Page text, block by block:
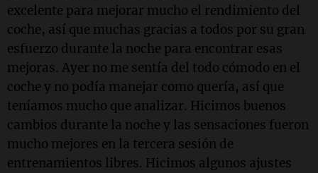
excelente para mejorar mucho el rendimiento del
coche, así que muchas gracias a todos por su gran
esfuerzo durante la noche para encontrar esas
mejoras. Ayer no me sentía del todo cómodo en el
coche y no podía manejar como quería, así que
teníamos mucho que analizar. Hicimos buenos
cambios durante la noche y las sensaciones fueron
mucho mejores en la tercera sesión de
entrenamientos libres. Hicimos algunos ajustes